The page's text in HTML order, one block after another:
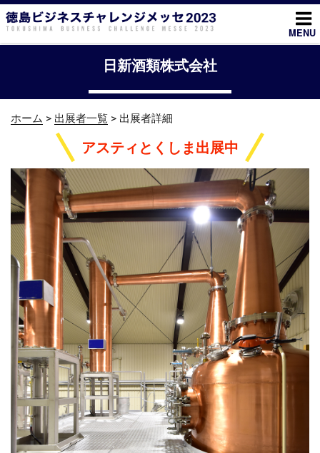
コ
ン
テ
MENU
日新酒類株式会社
ホーム > 出展者一覧 > 出展者詳細
アスティとくしま出展中